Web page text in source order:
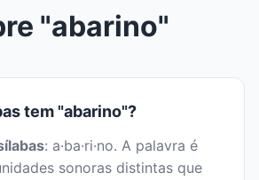
"abarino"
tem "abarino"?
: a·ba·ri·no. A palavra é
sonoras distintas que